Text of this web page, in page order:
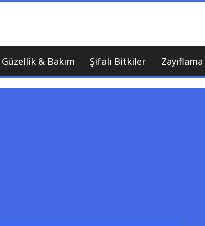
Güzellik & Bakım Şifalı Bitkiler Zayıflama